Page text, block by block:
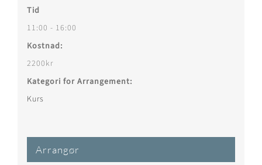
Tid
11:00 - 16:00
Kostnad:
2200kr
Kategori for Arrangement:
Kurs
Arrangør